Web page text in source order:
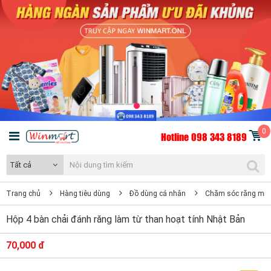
Hotline 098 343 8189 0
Tất cả
Trang chủ Hàng tiêu dùng Đồ dùng cá nhân Chăm sóc răng
Hộp 4 bàn chải đánh răng làm từ than hoạt tính Nhật Bản
70,000 đ